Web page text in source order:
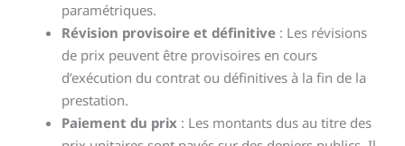
paramétriques.
Révision provisoire et définitive : Les révisions
de prix peuvent être provisoires en cours
d’exécution du contrat ou définitives à la fin de la
prestation.
Paiement du prix : Les montants dus au titre des